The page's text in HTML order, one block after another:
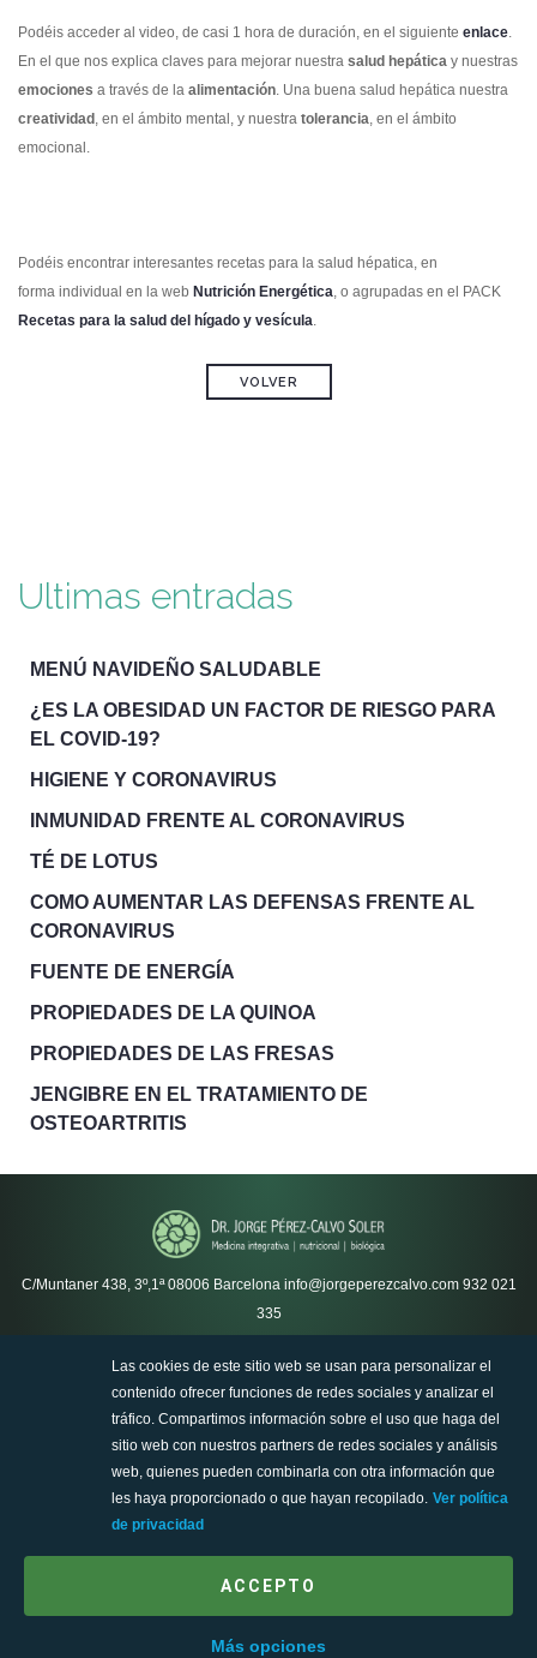
Podéis acceder al video, de casi 1 hora de duración, en el siguiente enlace
En el que nos explica claves para mejorar nuestra salud hepática y nuestras
emociones a través de la alimentación . Una buena salud hepática nuestra
creatividad , en el ámbito mental, y nuestra tolerancia , en el ámbito
emocional.
Podéis encontrar interesantes recetas para la salud hépatica, en
forma individual en la web Nutrición Energética , o agrupadas en el PACK
Recetas para la salud del hígado y vesícula
VOLVER
Ultimas entradas
MENÚ NAVIDEÑO SALUDABLE
¿ES LA OBESIDAD UN FACTOR DE RIESGO PARA
EL COVID-19?
HIGIENE Y CORONAVIRUS
INMUNIDAD FRENTE AL CORONAVIRUS
TÉ DE LOTUS
COMO AUMENTAR LAS DEFENSAS FRENTE AL
CORONAVIRUS
FUENTE DE ENERGÍA
PROPIEDADES DE LA QUINOA
PROPIEDADES DE LAS FRESAS
JENGIBRE EN EL TRATAMIENTO DE
OSTEOARTRITIS
C/Muntaner 438, 3º,1ª08006 Barcelona info@jorgeperezcalvo.com932 021
335
Política de privacidad
Política de cookies
Ejercicio de derechos sobre sus datos personales
Condiciones de uso de la web
Las cookies de este sitio web se usan para personalizar el
contenido ofrecer funciones de redes sociales y analizar el
tráfico. Compartimos información sobre el uso que haga del
sitio web con nuestros partners de redes sociales y análisis
web, quienes pueden combinarla con otra información que
les haya proporcionado o que hayan recopilado. Ver política
de privacidad
ACCEPTO
Más opciones